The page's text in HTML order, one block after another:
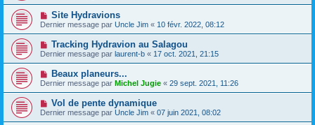
Site Hydravions
Dernier message par Uncle Jim « 10 févr. 2022, 08:12
Tracking Hydravion au Salagou
Dernier message par laurent-b « 17 oct. 2021, 21:15
Beaux planeurs...
Dernier message par Michel Jugie « 29 sept. 2021, 11:26
Vol de pente dynamique
Dernier message par Uncle Jim « 07 juin 2021, 08:02